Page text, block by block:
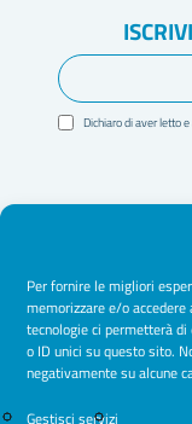
Per fornire le migliori
memorizzare e/o
tecnologie ci permetterà
o ID unici su questo sito.
negativamente su alcune
Gestisci servizi
Dichiaro di aver letto
Normative
Cookie Policy